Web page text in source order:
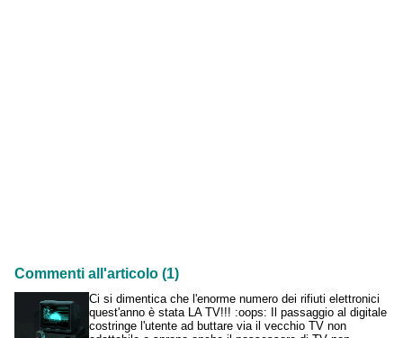
Commenti all'articolo (1)
Ci si dimentica che l'enorme numero dei rifiuti elettronici
quest'anno è stata LA TV!!! :oops: Il passaggio al digitale
costringe l'utente ad buttare via il vecchio TV non